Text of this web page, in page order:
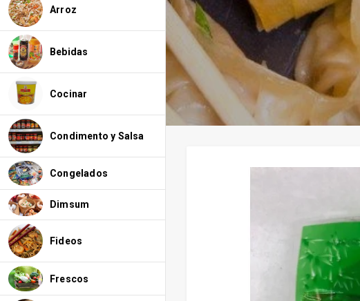
Arroz
Bebidas
Cocinar
Condimento y Salsa
Congelados
Dimsum
Fideos
Frescos